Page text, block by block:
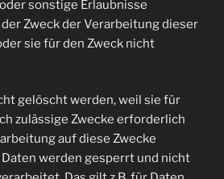
sonstige Erlaubnisse
Zweck der Verarbeitung dieser
sie für den Zweck nicht
gelöscht werden, weil sie für
zulässige Zwecke erforderlich
auf diese Zwecke
Daten werden gesperrt und nicht